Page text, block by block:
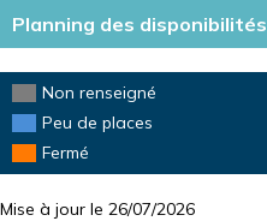
Planning des disponibilités
Non renseigné
Peu de places
Fermé
Mise à jour le 26/07/2026